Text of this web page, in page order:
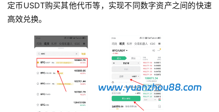
定币USDT购买其他代币等，实现不同数字资产之间的快速
高效兑换。